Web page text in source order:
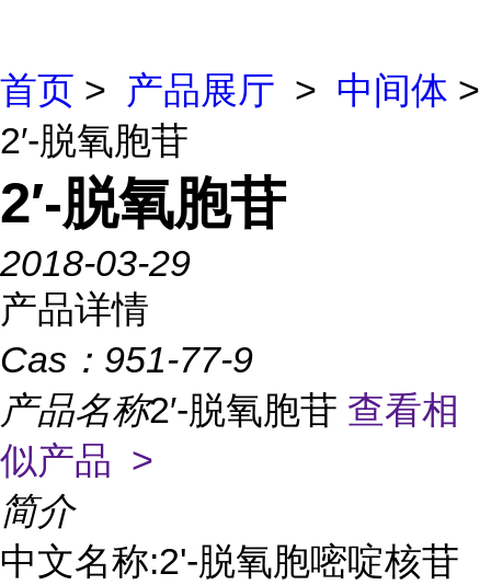
首页 > 产品展厅 > 中间体 >
2′-脱氧胞苷
2′-脱氧胞苷
2018-03-29
产品详情
Cas： 951-77-9
产品名称2′-脱氧胞苷 查看相
似产品 >
简介
中文名称:2'-脱氧胞嘧啶核苷